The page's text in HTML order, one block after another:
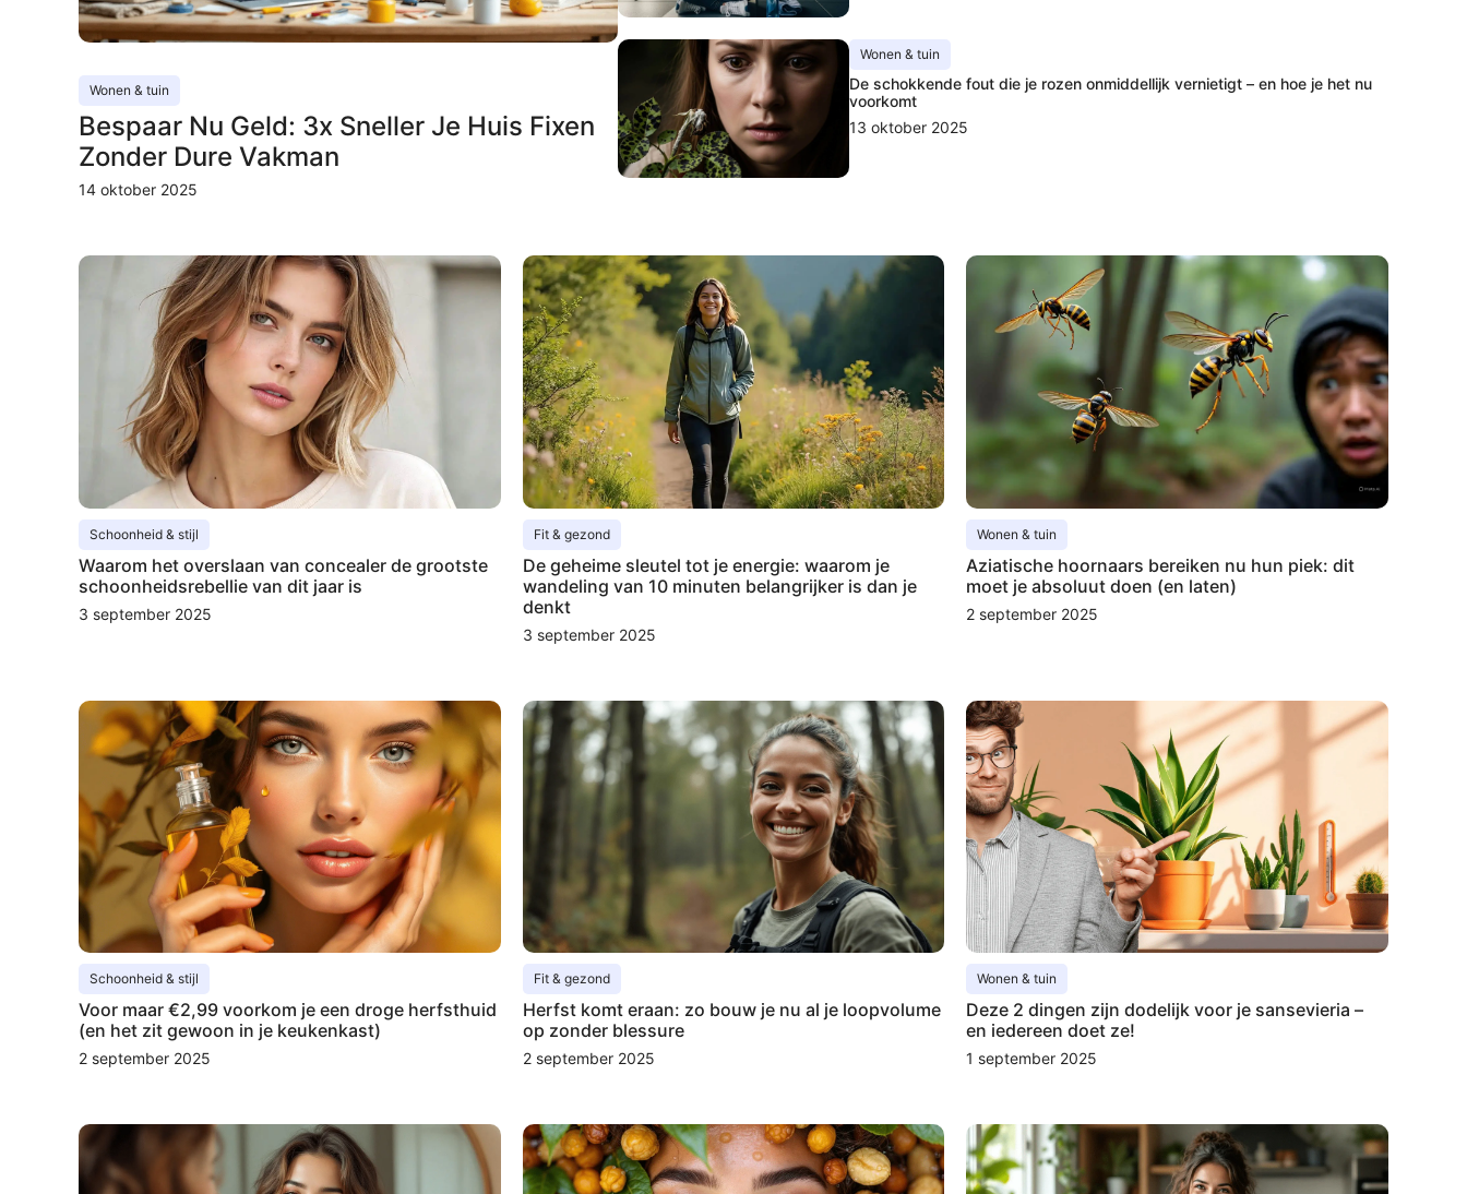
Wonen & tuin
Bespaar Nu Geld: 3x Sneller Je Huis Fixen
Zonder Dure Vakman
14 oktober 2025
Wonen & tuin
De schokkende fout die je rozen onmiddellijk vernietigt – en hoe je het nu
voorkomt
13 oktober 2025
Schoonheid & stijl
Waarom het overslaan van concealer de grootste
schoonheidsrebellie van dit jaar is
3 september 2025
Fit & gezond
De geheime sleutel tot je energie: waarom je
wandeling van 10 minuten belangrijker is dan je
denkt
3 september 2025
Wonen & tuin
Aziatische hoornaars bereiken nu hun piek: dit
moet je absoluut doen (en laten)
2 september 2025
Schoonheid & stijl
Voor maar €2,99 voorkom je een droge herfsthuid
(en het zit gewoon in je keukenkast)
2 september 2025
Fit & gezond
Herfst komt eraan: zo bouw je nu al je loopvolume
op zonder blessure
2 september 2025
Wonen & tuin
Deze 2 dingen zijn dodelijk voor je sansevieria –
en iedereen doet ze!
1 september 2025